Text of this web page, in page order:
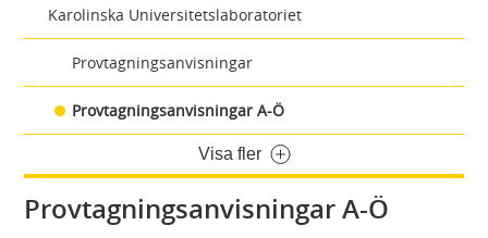
Karolinska Universitetslaboratoriet
Provtagningsanvisningar
Provtagningsanvisningar A-Ö
Visa fler
Provtagningsanvisningar A-Ö